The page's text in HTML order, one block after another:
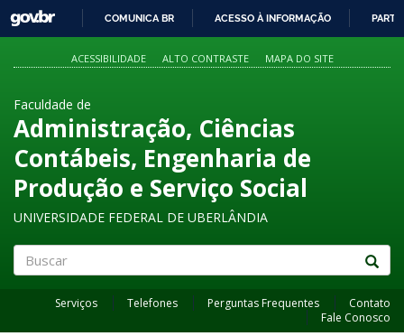
PARA
O
GOVBR
COMUNICA BR ACESSO À INFORMAÇÃO
ACESSIBILIDADE ALTO CONTRASTE MAPA DO SITE
Faculdade de
Administração, Ciências
Contábeis, Engenharia de
Produção e Serviço Social
UNIVERSIDADE FEDERAL DE UBERLÂNDIA
Serviços Telefones Perguntas Frequentes
Contato
Fale Conosco